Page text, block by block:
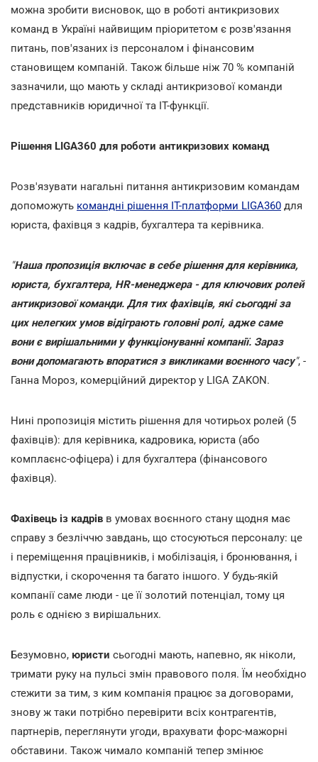
можна зробити висновок, що в роботі антикризових
команд в Україні найвищим пріоритетом є розв'язання
питань, пов'язаних із персоналом і фінансовим
становищем компаній. Також більше ніж 70 % компаній
зазначили, що мають у складі антикризової команди
представників юридичної та ІТ-функції.
Рішення LIGA360 для роботи антикризових команд
Розв'язувати нагальні питання антикризовим командам
допоможуть командні рішення ІТ-платформи LIGA360 для
юриста, фахівця з кадрів, бухгалтера та керівника.
"Наша пропозиція включає в себе рішення для керівника,
юриста, бухгалтера, HR-менеджера - для ключових ролей
антикризової команди. Для тих фахівців, які сьогодні за
цих нелегких умов відіграють головні ролі, адже саме
вони є вирішальними у функціонуванні компанії. Зараз
вони допомагають впоратися з викликами воєнного часу", -
Ганна Мороз, комерційний директор у LIGA ZAKON.
Нині пропозиція містить рішення для чотирьох ролей (5
фахівців): для керівника, кадровика, юриста (або
комплаєнс-офіцера) і для бухгалтера (фінансового
фахівця).
Фахівець із кадрів в умовах воєнного стану щодня має
справу з безліччю завдань, що стосуються персоналу: це
і переміщення працівників, і мобілізація, і бронювання, і
відпустки, і скорочення та багато іншого. У будь-якій
компанії саме люди - це її золотий потенціал, тому ця
роль є однією з вирішальних.
Безумовно, юристи сьогодні мають, напевно, як ніколи,
тримати руку на пульсі змін правового поля. Їм необхідно
стежити за тим, з ким компанія працює за договорами,
знову ж таки потрібно перевірити всіх контрагентів,
партнерів, переглянути угоди, врахувати форс-мажорні
обставини. Також чимало компаній тепер змінює